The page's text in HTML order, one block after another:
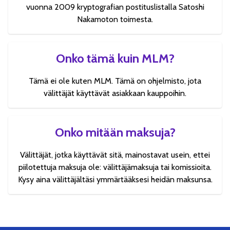
vuonna 2009 kryptografian postituslistalla Satoshi
Nakamoton toimesta.
Onko tämä kuin MLM?
Tämä ei ole kuten MLM. Tämä on ohjelmisto, jota
välittäjät käyttävät asiakkaan kauppoihin.
Onko mitään maksuja?
Välittäjät, jotka käyttävät sitä, mainostavat usein, ettei
piilotettuja maksuja ole: välittäjämaksuja tai komissioita.
Kysy aina välittäjältäsi ymmärtääksesi heidän maksunsa.